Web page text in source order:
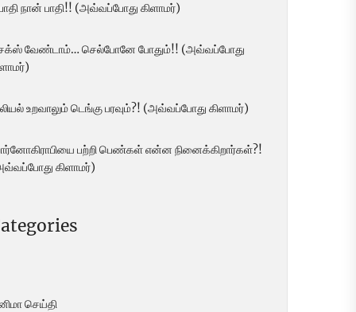
நான் பாதி!! (அவ்வப்போது கிளாமர்)
வேண்டாம்… செல்போனே போதும்!! (அவ்வப்போது
உறவாலும் டெங்கு பரவும்?! (அவ்வப்போது கிளாமர்)
பற்றி பெண்கள் என்ன நினைக்கிறார்கள்?!
கிளாமர்)
செய்தி